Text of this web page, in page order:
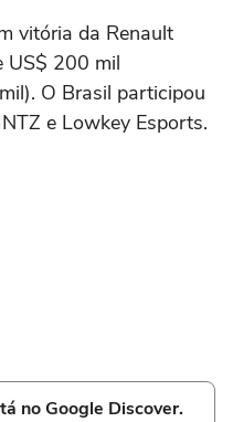
vitória da Renault
US$ 200 mil
O Brasil participou
e Lowkey Esports.
no Google Discover.